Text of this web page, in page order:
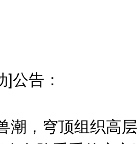
公告：
潮，穹顶组织高